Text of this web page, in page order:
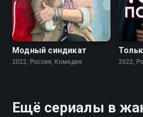
7.6
Модный синдикат
2022, Россия, Комедия 2022,
Ещё сериалы в